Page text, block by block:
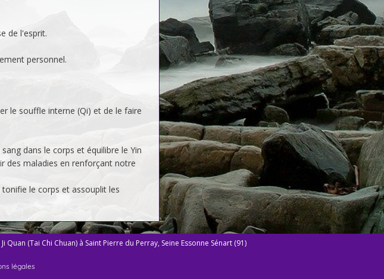
de l'esprit.
personnel.
le souffle interne (Qi) et de le faire
dans le corps et équilibre le Yin
des maladies en renforçant notre
le corps et assouplit les
(Tai Chi Chuan) à Saint Pierre du Perray, Seine Essonne Sénart (91)
légales